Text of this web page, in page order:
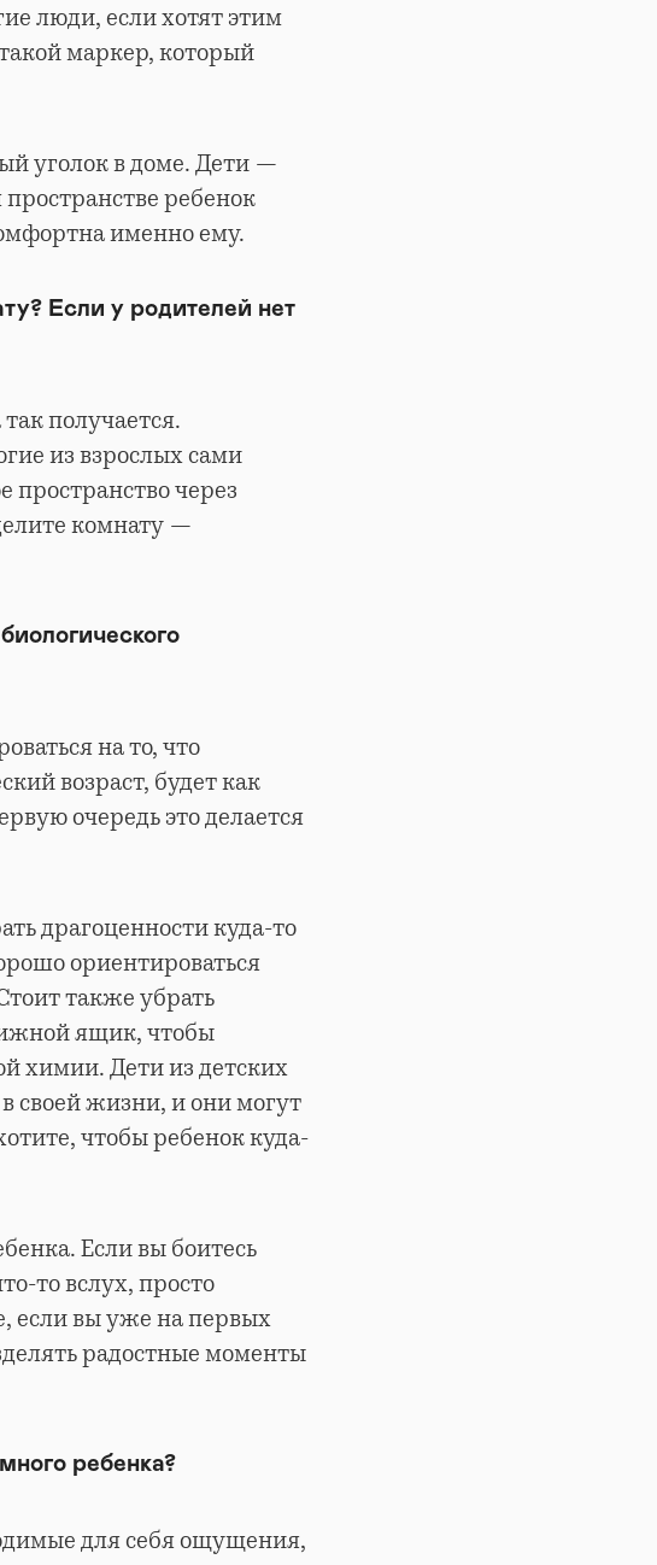
люди, если хотят этим
маркер, который
уголок в доме. Дети —
ребенок
именно ему.
Если у родителей нет
получается.
из взрослых сами
пространство через
комнату —
на то, что
возраст, будет как
очередь это делается
драгоценности куда-то
ориентироваться
также убрать
ящик, чтобы
химии. Дети из детских
своей жизни, и они могут
чтобы ребенок куда-
Если вы боитесь
то вслух, просто
если вы уже на первых
радостные моменты
ребенка?
для себя ощущения,